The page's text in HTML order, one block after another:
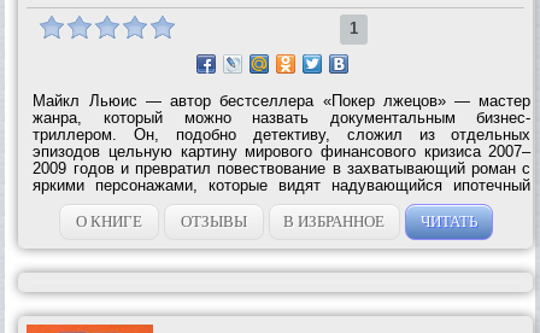
1
Майкл Льюис — автор бестселлера «Покер лжецов» — мастер
жанра, который можно назвать документальным бизнес-
триллером. Он, подобно детективу, сложил из отдельных
эпизодов цельную картину мирового финансового кризиса 2007–
2009 годов и превратил повествование в захватывающий роман с
яркими персонажами, которые видят надувающийся ипотечный
пузырь, делают ставки против него и в конечном счете
выигрывают. В своем путешествии к сердцу...
О КНИГЕ ОТЗЫВЫ В ИЗБРАННОЕ ЧИТАТЬ